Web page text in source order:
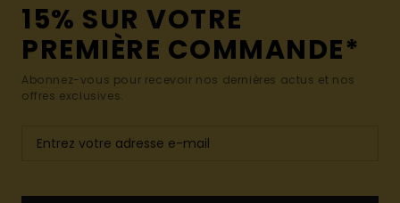
15% SUR VOTRE
PREMIÈRE COMMANDE*
Abonnez-vous pour recevoir nos dernières actus et nos
offres exclusives.